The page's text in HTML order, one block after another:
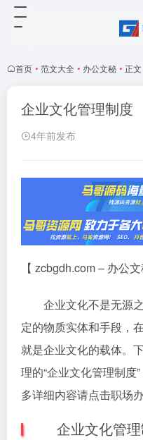
首页 • 范文大全 • 办公文秘 • 正文
企业文化管理制度
4年前发布
【 zcbgdh.com – 办公
企业文化不是无源之
定的物质实体和手段，
就是企业文化的载体。
理的“企业文化管理制度
多详细内容请点击职场
企业文化管理